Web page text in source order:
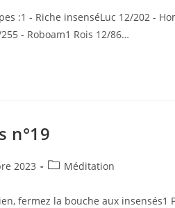
:1 - Riche insenséLuc 12/202 -
- Roboam1 Rois 12/86…
n°19
2023 Méditation
fermez la bouche aux insensés1